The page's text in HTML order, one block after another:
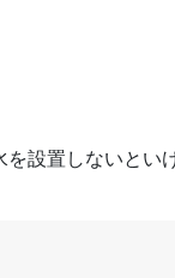
設置しないとい